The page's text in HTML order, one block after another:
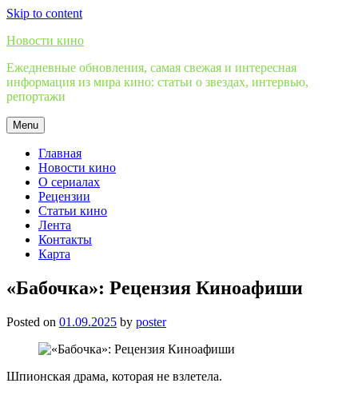
Skip to content
Новости кино
Ежедневные обновления, самая свежая и интересная
информация из мира кино: статьи о звездах, интервью,
репортажи
Menu
Главная
Новости кино
О сериалах
Рецензии
Статьи кино
Лента
Контакты
Карта
«Бабочка»: Рецензия Киноафиши
Posted on 01.09.2025 by poster
Шпионская драма, которая не взлетела.